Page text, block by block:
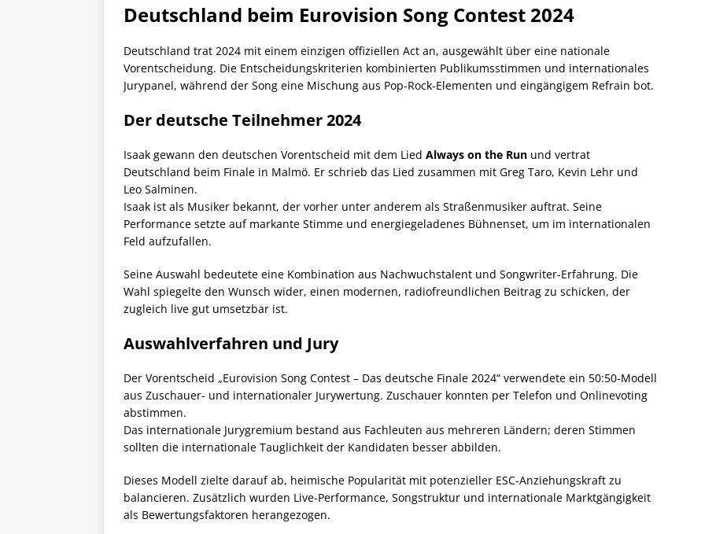
Deutschland beim Eurovision Song Contest 2024
Deutschland trat 2024 mit einem einzigen offiziellen Act an, ausgewählt über eine nationale
Vorentscheidung. Die Entscheidungskriterien kombinierten Publikumsstimmen und internationales
Jurypanel, während der Song eine Mischung aus Pop-Rock-Elementen und eingängigem Refrain bot.
Der deutsche Teilnehmer 2024
Isaak gewann den deutschen Vorentscheid mit dem Lied Always on the Run und vertrat
Deutschland beim Finale in Malmö. Er schrieb das Lied zusammen mit Greg Taro, Kevin Lehr und
Leo Salminen.
Isaak ist als Musiker bekannt, der vorher unter anderem als Straßenmusiker auftrat. Seine
Performance setzte auf markante Stimme und energiegeladenes Bühnenset, um im internationalen
Feld aufzufallen.
Seine Auswahl bedeutete eine Kombination aus Nachwuchstalent und Songwriter-Erfahrung. Die
Wahl spiegelte den Wunsch wider, einen modernen, radiofreundlichen Beitrag zu schicken, der
zugleich live gut umsetzbar ist.
Auswahlverfahren und Jury
Der Vorentscheid „Eurovision Song Contest – Das deutsche Finale 2024“ verwendete ein 50:50-Modell
aus Zuschauer- und internationaler Jurywertung. Zuschauer konnten per Telefon und Onlinevoting
abstimmen.
Das internationale Jurygremium bestand aus Fachleuten aus mehreren Ländern; deren Stimmen
sollten die internationale Tauglichkeit der Kandidaten besser abbilden.
Dieses Modell zielte darauf ab, heimische Popularität mit potenzieller ESC-Anziehungskraft zu
balancieren. Zusätzlich wurden Live-Performance, Songstruktur und internationale Marktgängigkeit
als Bewertungsfaktoren herangezogen.